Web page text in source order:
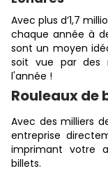
Avec plus d’1,7
chaque année à
sont un moyen
soit vue par des
l'année !
Rouleaux de
Avec des milliers
entreprise
imprimant votre
billets.